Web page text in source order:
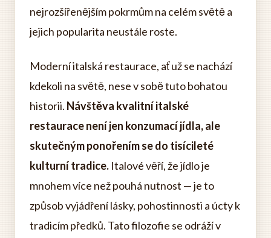
nejrozšířenějším pokrmům na celém světě a
jejich popularita neustále roste.
Moderní italská restaurace, ať už se nachází
kdekoli na světě, nese v sobě tuto bohatou
historii. Návštěva kvalitní italské
restaurace není jen konzumací jídla, ale
skutečným ponořením se do tisícileté
kulturní tradice. Italové věří, že jídlo je
mnohem více než pouhá nutnost — je to
způsob vyjádření lásky, pohostinnosti a úcty k
tradicím předků. Tato filozofie se odráží v